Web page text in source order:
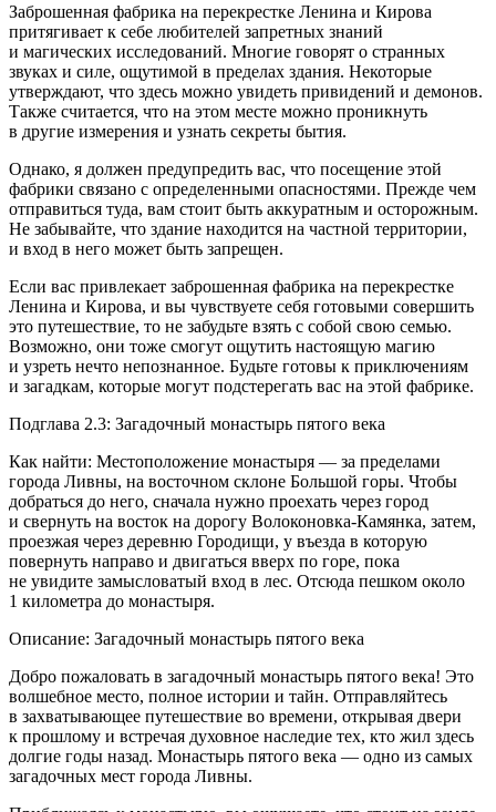
Заброшенная фабрика на перекрестке Ленина и Кирова
притягивает к себе любителей запретных знаний
и магических исследований. Многие говорят о странных
звуках и силе, ощутимой в пределах здания. Некоторые
утверждают, что здесь можно увидеть привидений и демонов.
Также считается, что на этом месте можно проникнуть
в другие измерения и узнать секреты бытия.
Однако, я должен предупредить вас, что посещение этой
фабрики связано с определенными опасностями. Прежде чем
отправиться туда, вам стоит быть аккуратным и осторожным.
Не забывайте, что здание находится на частной территории,
и вход в него может быть запрещен.
Если вас привлекает заброшенная фабрика на перекрестке
Ленина и Кирова, и вы чувствуете себя готовыми совершить
это путешествие, то не забудьте взять с собой свою семью.
Возможно, они тоже смогут ощутить настоящую магию
и узреть нечто непознанное. Будьте готовы к приключениям
и загадкам, которые могут подстерегать вас на этой фабрике.
Подглава 2.3: Загадочный монастырь пятого века
Как найти: Местоположение монастыря — за пределами
города Ливны, на восточном склоне Большой горы. Чтобы
добраться до него, сначала нужно проехать через город
и свернуть на восток на дорогу Волоконовка-Камянка, затем,
проезжая через деревню Городищи, у въезда в которую
повернуть направо и двигаться вверх по горе, пока
не увидите замысловатый вход в лес. Отсюда пешком около
1 километра до монастыря.
Описание: Загадочный монастырь пятого века
Добро пожаловать в загадочный монастырь пятого века! Это
волшебное место, полное истории и тайн. Отправляйтесь
в захватывающее путешествие во времени, открывая двери
к прошлому и встречая духовное наследие тех, кто жил здесь
долгие годы назад. Монастырь пятого века — одно из самых
загадочных мест города Ливны.